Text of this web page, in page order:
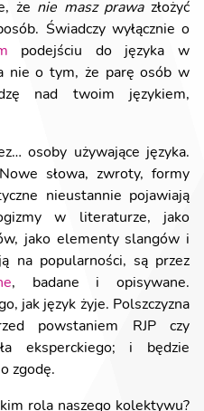
że nie masz prawazłożyć
Świadczy wyłącznie o
podejściu do języka w
nie o tym, że parę osób w
nad twoim językiem,
osoby używające języka.
słowa, zwroty, formy
nieustannie pojawiają
w literaturze, jako
jako elementy slangów i
na popularności, są przez
, badane i opisywane.
jak język żyje. Polszczyzna
powstaniem RJP czy
eksperckiego; i będzie
zgodę.
rola naszego kolektywu?